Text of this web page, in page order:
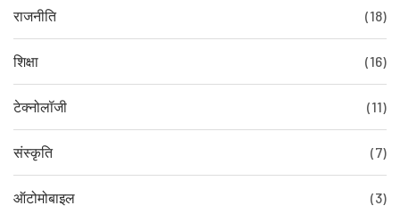
राजनीति (18)
शिक्षा (16)
टेक्नोलॉजी (11)
संस्कृति (7)
ऑटोमोबाइल (3)